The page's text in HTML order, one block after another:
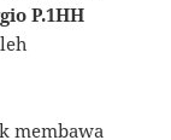
P.1HH
membawa